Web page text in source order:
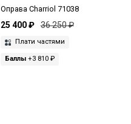
Оправа Charriol 71038
25 400 ₽ 36 250 ₽
Плати частями
Баллы+3 810 ₽